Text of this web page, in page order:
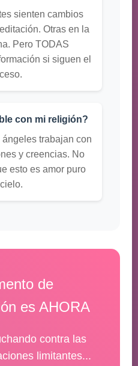
sienten cambios
Otras en la
Pero TODAS
si siguen el
con mi religión?
trabajan con
y creencias. No
esto es amor puro
de
es AHORA
contra las
limitantes...